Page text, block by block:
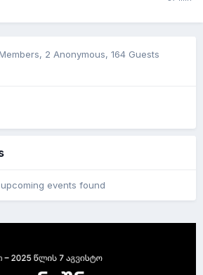
, 2 Anonymous, 164 Guests
events found